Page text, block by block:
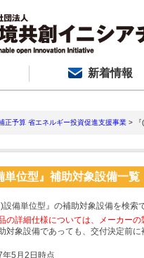
新着情報
正予算 省エネルギー投資促進支援事業 > 『
単位型』補助対象設備一覧
設備単位型』の補助対象設備を検索
の詳細仕様については、メーカーの
対象設備であっても、交付決定前に
年5月2日時点